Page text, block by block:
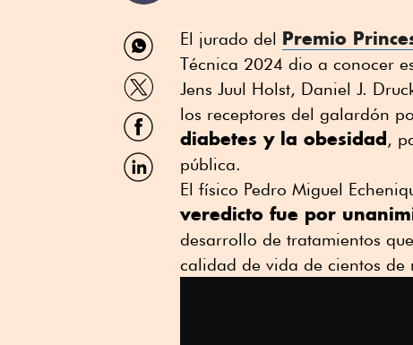
Compartir
por
WhatsApp
Compartir
por
Twitter
Compartir
por
Facebook
Compartir
por
El jurado del Premio
Técnica 2024 dio a conocer
Jens Juul Holst, Daniel J.
los receptores del galardón
diabetes y la obesidad ,
pública.
El físico Pedro Miguel
veredicto fue por
desarrollo de tratamientos
calidad de vida de cientos de